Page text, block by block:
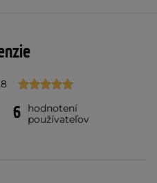
6
hodnotení
používateľov